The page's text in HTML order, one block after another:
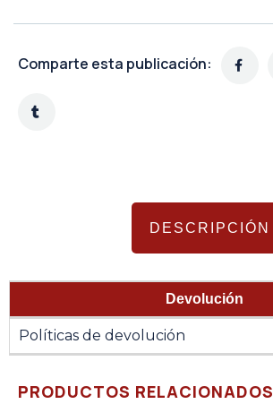
Comparte esta publicación:
DESCRIPCIÓN
Devolución
Políticas de devolución
PRODUCTOS RELACIONADOS